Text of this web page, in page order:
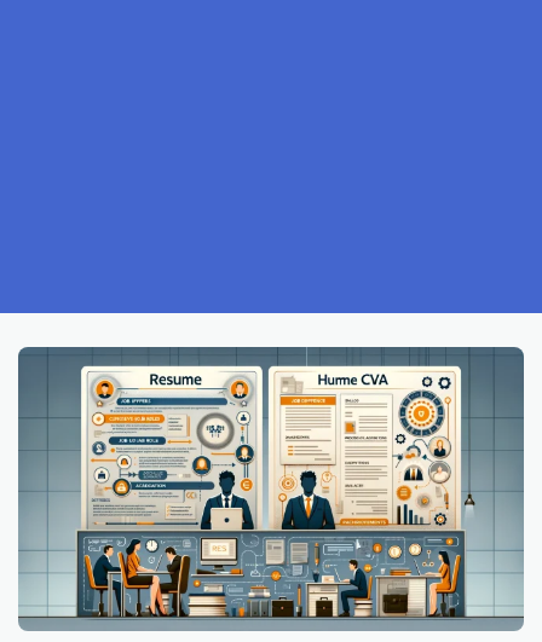
10.フィードバックを活用する方法
11.オンライン面接の成功への鍵
12.転職先企業の文化を深く理解する
13.給料交渉のコツ
14.キャリアアップのための面接戦略